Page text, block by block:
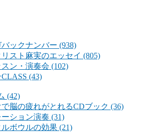
バックナンバー (938)
スト麻実のエッセイ (805)
ン・演奏会 (102)
(43)
(42)
脳の疲れがとれるCDブック (36)
ション演奏 (31)
ルボウルの効果 (21)